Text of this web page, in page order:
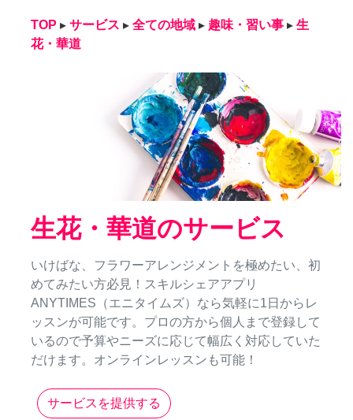
TOP ▸ サービス ▸ 全ての地域 ▸ 趣味・習い事 ▸ 生
花・華道
生花・華道のサービス
いけばな、フラワーアレンジメントを極めたい、初
めてみたい方必見！スキルシェアアプリ
ANYTIMES（エニタイムズ）なら気軽に1日からレ
ッスンが可能です。プロの方から個人まで登録して
いるので予算やニーズに応じて幅広く対応していた
だけます。オンラインレッスンも可能！
サービスを提供する